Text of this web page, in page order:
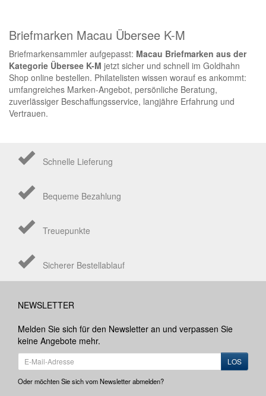
Briefmarken Macau Übersee K-M
Briefmarkensammler aufgepasst: Macau Briefmarken aus der
Kategorie Übersee K-M jetzt sicher und schnell im Goldhahn
Shop online bestellen. Philatelisten wissen worauf es ankommt:
umfangreiches Marken-Angebot, persönliche Beratung,
zuverlässiger Beschaffungsservice, langjähre Erfahrung und
Vertrauen.
Schnelle Lieferung
Bequeme Bezahlung
Treuepunkte
Sicherer Bestellablauf
NEWSLETTER
Melden Sie sich für den Newsletter an und verpassen Sie
keine Angebote mehr.
LOS
Oder möchten Sie sich vom Newsletter abmelden?